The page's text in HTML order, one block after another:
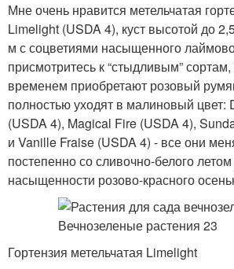
Мне очень нравится метельчатая
Limelight (USDA 4), куст высотой до
м с соцветиями насыщенного
присмотритесь к “стыдливым”
временем приобретают розовый
полностью уходят в малиновый цвет:
(USDA 4), Magical Fire (USDA 4),
и Vanille Fraise (USDA 4) - все они
постепенно со сливочно-белого
насыщенности розово-красного
Гортензия метельчатая Limelight